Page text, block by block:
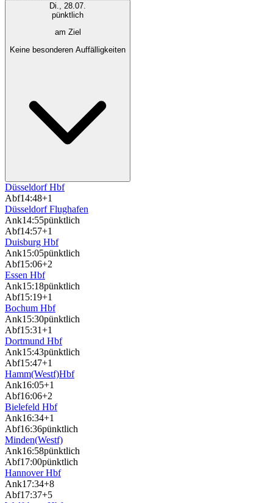
Di., 28.07.
pünktlich
am Ziel
Keine besonderen Auffälligkeiten
Düsseldorf Hbf
Abf14:48+1
Düsseldorf Flughafen
Ank14:55pünktlich
Abf14:57+1
Duisburg Hbf
Ank15:05pünktlich
Abf15:06+2
Essen Hbf
Ank15:18pünktlich
Abf15:19+1
Bochum Hbf
Ank15:30pünktlich
Abf15:31+1
Dortmund Hbf
Ank15:43pünktlich
Abf15:47+1
Hamm(Westf)Hbf
Ank16:05+1
Abf16:06+2
Bielefeld Hbf
Ank16:34+1
Abf16:36pünktlich
Minden(Westf)
Ank16:58pünktlich
Abf17:00pünktlich
Hannover Hbf
Ank17:34+8
Abf17:37+5